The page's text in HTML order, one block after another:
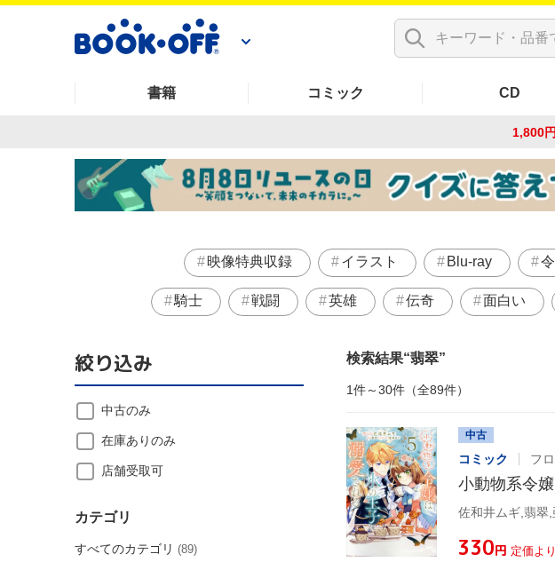
書籍 コミック CD
1,800
映像特典収録 イラスト Blu-ray
騎士 戦闘 英雄 伝奇 面白い
検索結果 翡翠
1件～30件（全89件）
中古
コミック フ
小動物系令
佐和井ムギ,翡翠,
¥330円 定価よ
絞り込み
中古のみ
在庫ありのみ
店舗受取可
カテゴリ
すべてのカテゴリ (89)